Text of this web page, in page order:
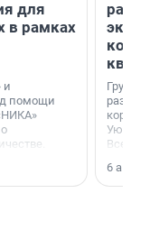
для
в рамках
и
помощи
Группа
корпуса
Уютный
6